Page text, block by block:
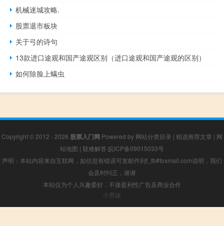
机械迷城攻略.
股票退市板块
关于弓的诗句
13款进口途观和国产途观区别（进口途观和国产途观的区别）
如何除脸上螨虫
Copyright © 2012 - 2026 股票入门网 Powered by 网站分类目录 | 精选推荐文章 | 网
站地图 | 疑难解答 皖ICP备09015033号
声明：本站内容来自互联网，如信息有错误可发邮件到f_fb#foxmail.com说明，我们
会及时纠正，谢谢
本站仅为个人兴趣爱好，不接盈利性广告及商业合作
小男孩